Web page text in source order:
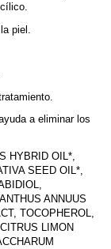
piel.
a eliminar los
HYBRID OIL*,
SEED OIL*,
ANNUUS
TOCOPHEROL,
LIMON